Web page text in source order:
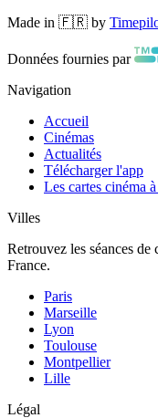
Made in 🇫🇷 by
Données fournies par
Navigation
Accueil
Cinémas
Actualités
Télécharger l'app
Les cartes cinéma
Villes
Retrouvez les séances
France.
Paris
Marseille
Lyon
Toulouse
Montpellier
Lille
Légal